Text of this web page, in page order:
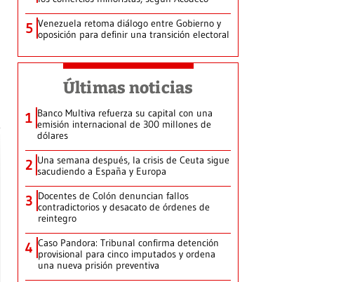
5 Venezuela retoma diálogo entre Gobierno y
oposición para definir una transición electoral
Últimas noticias
1 Banco Multiva refuerza su capital con una
emisión internacional de 300 millones de
dólares
2 Una semana después, la crisis de Ceuta sigue
sacudiendo a España y Europa
3 Docentes de Colón denuncian fallos
contradictorios y desacato de órdenes de
reintegro
4 Caso Pandora: Tribunal confirma detención
provisional para cinco imputados y ordena
una nueva prisión preventiva